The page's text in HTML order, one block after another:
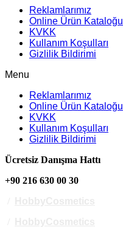
Reklamlarımız
Online Ürün Kataloğu
KVKK
Kullanım Koşulları
Gizlilik Bildirimi
Menu
Reklamlarımız
Online Ürün Kataloğu
KVKK
Kullanım Koşulları
Gizlilik Bildirimi
Ücretsiz Danışma Hattı
+90 216 630 00 30